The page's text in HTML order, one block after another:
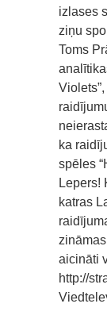
izlases
ziņu
Toms
ka
spēles
Lepers!
katras
aicināti
http://